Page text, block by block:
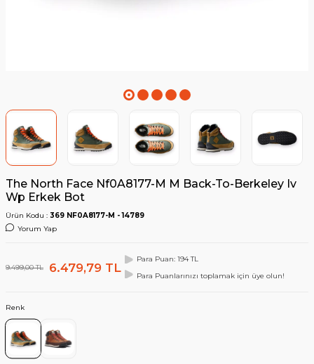
The North Face Nf0A8177-M M Back-To-Berkeley Iv
Wp Erkek Bot
Ürün Kodu : 369 NF0A8177-M - 14789
Yorum Yap
9.499,00TL 6.479,79 TL
Para Puan: 194 TL
Para Puanlarınızı toplamak için üye olun!
Renk